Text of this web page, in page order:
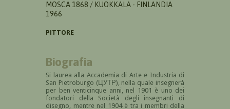
MOSCA 1868 / KUOKKALA - FINLANDIA
1966
PITTORE
Biografia
Si laurea alla Accademia di Arte e Industria di
San Pietroburgo (ЦУТР), nella quale insegnerà
per ben venticinque anni, nel 1901 è uno dei
fondatori della Società degli insegnanti di
disegno, mentre nel 1904 è tra i membri della